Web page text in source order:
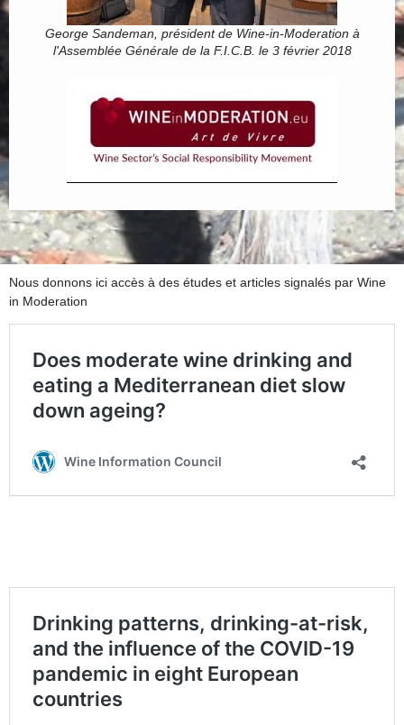
George Sandeman, président de Wine-in-Moderation à
l'Assemblée Générale de la F.I.C.B. le 3 février 2018
Nous donnons ici accès à des études et articles signalés par Wine
in Moderation